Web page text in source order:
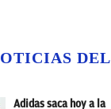
DEL
Adidas saca hoy a la